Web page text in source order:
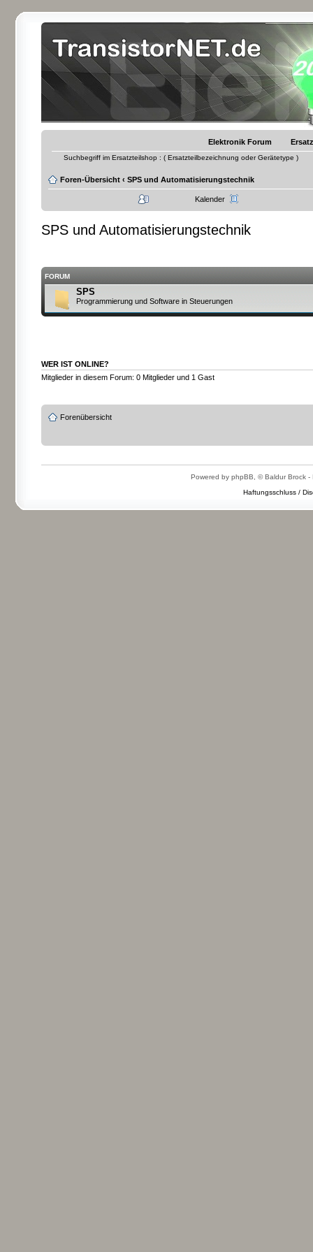
Elektronik Forum
Suchbegriff im Ersatzteilshop : ( Ersatzteilbezeichnung oder Gerätetype )
Foren-Übersicht ‹ SPS und Automatisierungstechnik
Kalender
SPS und Automatisierungstechnik
FORUM
SPS
Programmierung und Software in Steuerungen
WER IST ONLINE?
Mitglieder in diesem Forum: 0 Mitglieder und 1 Gast
Forenübersicht
Powered by phpBB, © Baldur Brock -
Haftungsschluss /